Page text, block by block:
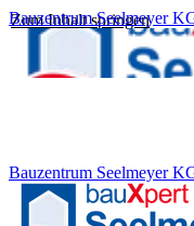
Zum Inhalt springen
Bauzentrum Seelmeyer
Bauzentrum Seelmeyer